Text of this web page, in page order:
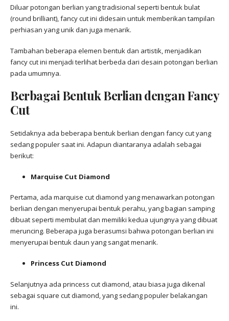
Diluar potongan berlian yang tradisional seperti bentuk bulat
(round brilliant), fancy cut ini didesain untuk memberikan tampilan
perhiasan yang unik dan juga menarik.
Tambahan beberapa elemen bentuk dan artistik, menjadikan
fancy cut ini menjadi terlihat berbeda dari desain potongan berlian
pada umumnya.
Berbagai Bentuk Berlian dengan Fancy
Cut
Setidaknya ada beberapa bentuk berlian dengan fancy cut yang
sedang populer saat ini. Adapun diantaranya adalah sebagai
berikut:
Marquise Cut Diamond
Pertama, ada marquise cut diamond yang menawarkan potongan
berlian dengan menyerupai bentuk perahu, yang bagian samping
dibuat seperti membulat dan memiliki kedua ujungnya yang dibuat
meruncing. Beberapa juga berasumsi bahwa potongan berlian ini
menyerupai bentuk daun yang sangat menarik.
Princess Cut Diamond
Selanjutnya ada princess cut diamond, atau biasa juga dikenal
sebagai square cut diamond, yang sedang populer belakangan
ini.